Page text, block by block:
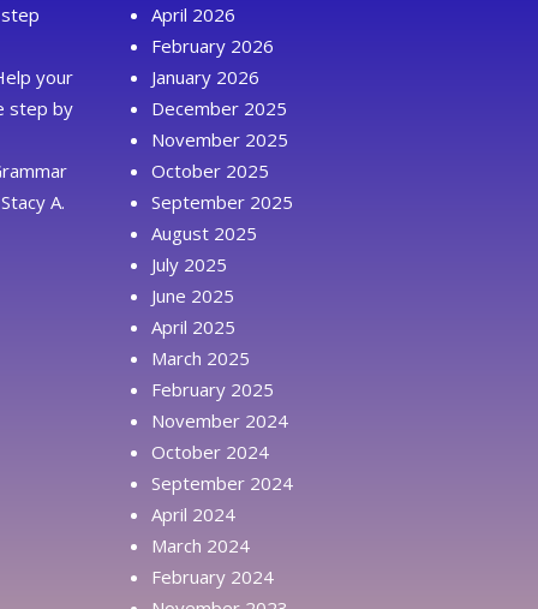
your
step by
A.
April 2026
February 2026
January 2026
December 2025
November 2025
October 2025
September 2025
August 2025
July 2025
June 2025
April 2025
March 2025
February 2025
November 2024
October 2024
September 2024
April 2024
March 2024
February 2024